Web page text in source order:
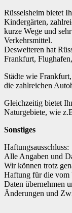
Rüsselsheim bietet
Kindergärten,
kurze Wege und
Verkehrsmittel.
Desweiteren hat
Frankfurt,
Städte wie
die zahlreichen
Gleichzeitig bietet
Naturgebiete, wie
Sonstiges
Haftungsausschluss:
Alle Angaben und
Wir können trotz
Haftung für die vom
Daten übernehmen
Änderungen und